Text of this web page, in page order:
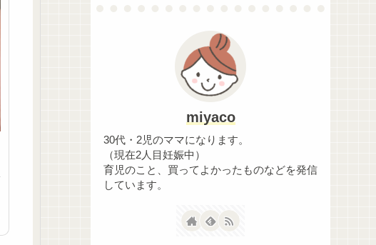
miyaco
30代・2児のママになります。
（現在2人目妊娠中）
育児のこと、買ってよかったものなどを発信
しています。